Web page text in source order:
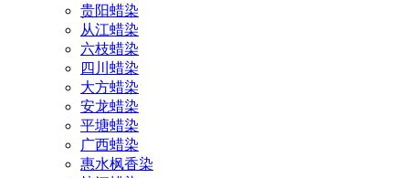
贵阳蜡染
从江蜡染
六枝蜡染
四川蜡染
大方蜡染
安龙蜡染
平塘蜡染
广西蜡染
惠水枫香染